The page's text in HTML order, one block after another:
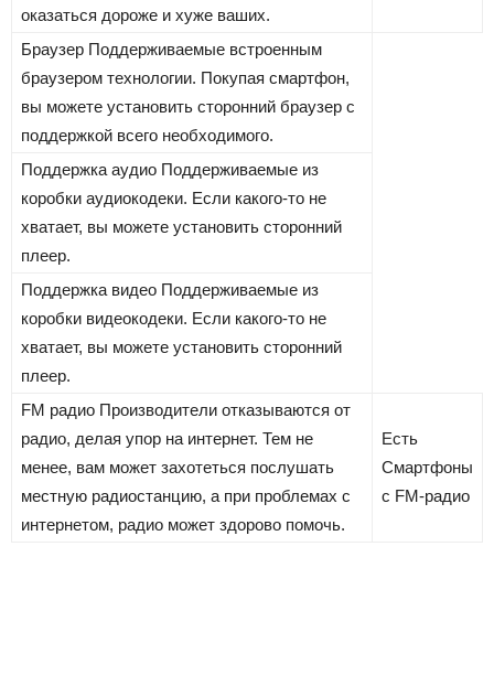
оказаться дороже и хуже ваших.
Браузер Поддерживаемые встроенным
браузером технологии. Покупая смартфон,
вы можете установить сторонний браузер с
поддержкой всего необходимого.
Поддержка аудио Поддерживаемые из
коробки аудиокодеки. Если какого-то не
хватает, вы можете установить сторонний
плеер.
Поддержка видео Поддерживаемые из
коробки видеокодеки. Если какого-то не
хватает, вы можете установить сторонний
плеер.
FM радио Производители отказываются от
радио, делая упор на интернет. Тем не
менее, вам может захотеться послушать
местную радиостанцию, а при проблемах с
интернетом, радио может здорово помочь.
Есть
Смартфоны
с FM-радио